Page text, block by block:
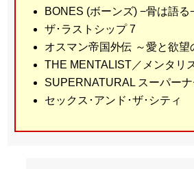
BONES (ボーンズ) −骨は語る
ザ･ラストシップ 7
オスマン帝国外伝 ～愛と欲望
THE MENTALIST／メンタリ
SUPERNATURAL スーパー
セックス･アンド･ザ･シティ